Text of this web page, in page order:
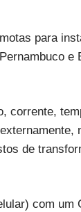
para
e
corrente,
de
com um